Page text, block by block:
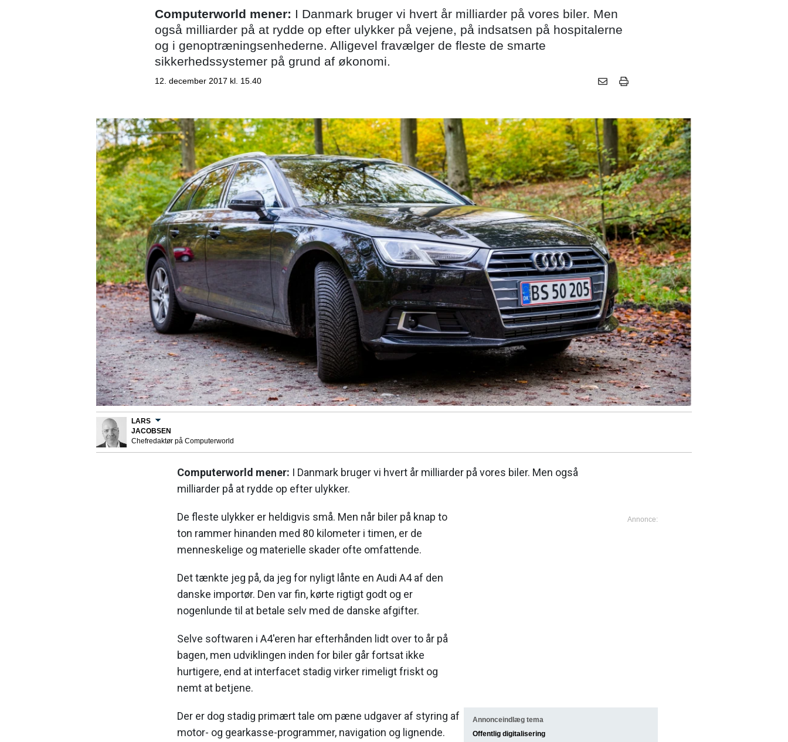
Computerworld mener: I Danmark bruger vi hvert år milliarder på vores biler. Men
også milliarder på at rydde op efter ulykker på vejene, på indsatsen på hospitalerne
og i genoptræningsenhederne. Alligevel fravælger de fleste de smarte
sikkerhedssystemer på grund af økonomi.
12. december 2017 kl. 15.40
LARS
JACOBSEN
Chefredaktør på Computerworld
Annonceindlæg tema
Offentlig digitalisering
Computerworld mener: I Danmark bruger vi hvert år milliarder på vores biler. Men også
milliarder på at rydde op efter ulykker.
De fleste ulykker er heldigvis små. Men når biler på knap to
ton rammer hinanden med 80 kilometer i timen, er de
menneskelige og materielle skader ofte omfattende.
Det tænkte jeg på, da jeg for nyligt lånte en Audi A4 af den
danske importør. Den var fin, kørte rigtigt godt og er
nogenlunde til at betale selv med de danske afgifter.
Selve softwaren i A4'eren har efterhånden lidt over to år på
bagen, men udviklingen inden for biler går fortsat ikke
hurtigere, end at interfacet stadig virker rimeligt friskt og
nemt at betjene.
Der er dog stadig primært tale om pæne udgaver af styring af
motor- og gearkasse-programmer, navigation og lignende.